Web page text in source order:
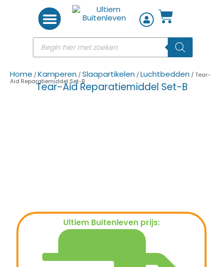
Home /Kamperen /Slaapartikelen /Luchtbedden / Tear-
Aid Reparatiemiddel Set-B
Tear-Aid Reparatiemiddel Set-B
Ultiem Buitenleven prijs: